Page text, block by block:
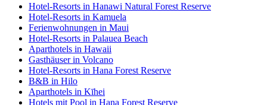
Hotel-Resorts in Hanawi Natural Forest Reserve
Hotel-Resorts in Kamuela
Ferienwohnungen in Maui
Hotel-Resorts in Palauea Beach
Aparthotels in Hawaii
Gasthäuser in Volcano
Hotel-Resorts in Hana Forest Reserve
B&B in Hilo
Aparthotels in Kīhei
Hotels mit Pool in Hana Forest Reserve